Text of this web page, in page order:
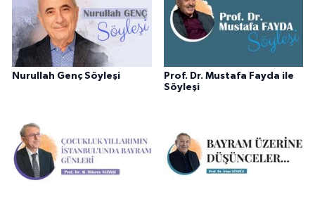
Nurullah Genç Söyleşi
Prof. Dr. Mustafa Fayda ile
Söyleşi